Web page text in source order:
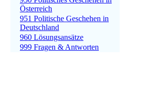
Österreich
951 Politische Geschehen in
Deutschland
960 Lösungsansätze
999 Fragen & Antworten